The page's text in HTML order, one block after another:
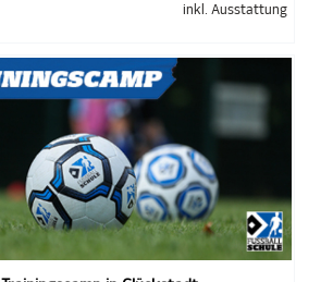
inkl. Ausstattung